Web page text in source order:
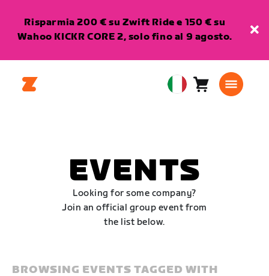
Risparmia 200 € su Zwift Ride e 150 € su
Wahoo KICKR CORE 2, solo fino al 9 agosto.
EuropeanCarrello0
EVENTS
Looking for some company?
Join an official group event from
the list below.
BROWSING EVENTS TAGGED WITH